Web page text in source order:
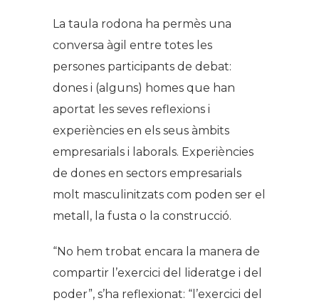
La taula rodona ha permès una
conversa àgil entre totes les
persones participants de debat:
dones i (alguns) homes que han
aportat les seves reflexions i
experiències en els seus àmbits
empresarials i laborals. Experiències
de dones en sectors empresarials
molt masculinitzats com poden ser el
metall, la fusta o la construcció.
“No hem trobat encara la manera de
compartir l’exercici del lideratge i del
poder”, s’ha reflexionat: “l’exercici del